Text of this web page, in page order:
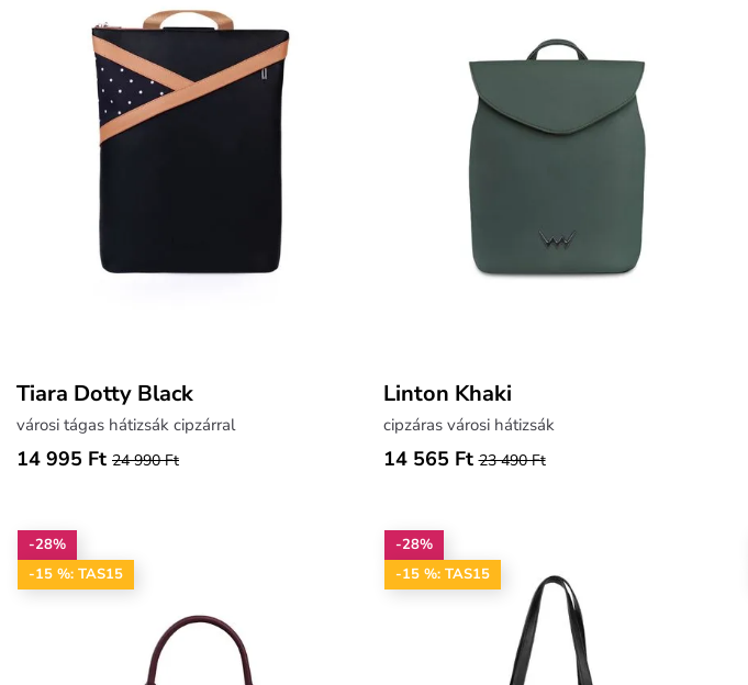
Tiara Dotty Black
városi tágas hátizsák cipzárral
14 995 Ft 24 990 Ft
Linton Khaki
cipzáras városi hátizsák
14 565 Ft 23 490 Ft
-28%
-15 %: TAS15
-28%
-15 %: TAS15